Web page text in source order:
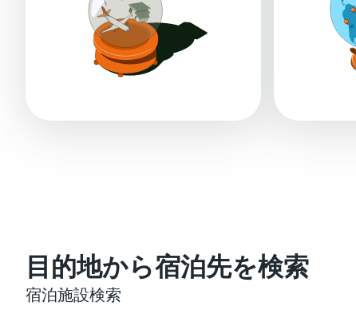
目的地から宿泊先を検索
宿泊施設検索